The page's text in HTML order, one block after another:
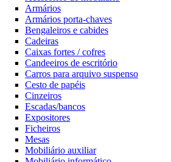
Armários
Armários porta-chaves
Bengaleiros e cabides
Cadeiras
Caixas fortes / cofres
Candeeiros de escritório
Carros para arquivo suspenso
Cesto de papéis
Cinzeiros
Escadas/bancos
Expositores
Ficheiros
Mesas
Mobiliário auxiliar